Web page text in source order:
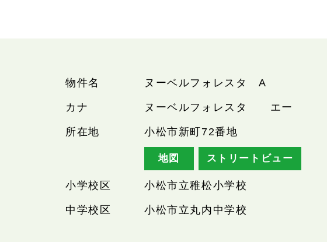
物件名 ヌーベルフォレスタ A
カナ ヌーベルフォレスタ エー
所在地 小松市新町72番地
地図 ストリートビュー
小学校区 小松市立稚松小学校
中学校区 小松市立丸内中学校